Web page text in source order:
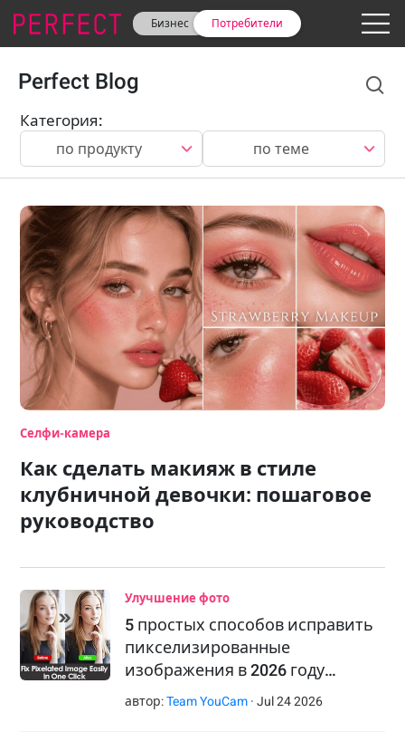
Бизнес Потребители
Perfect Blog
Категория:
по продукту по теме
Селфи-камера
Как сделать макияж в стиле
клубничной девочки: пошаговое
руководство
Улучшение фото
5 простых способов исправить
пикселизированные
изображения в 2026 году
[руководство для новичков]
автор:Team YouCam ·Jul 24 2026